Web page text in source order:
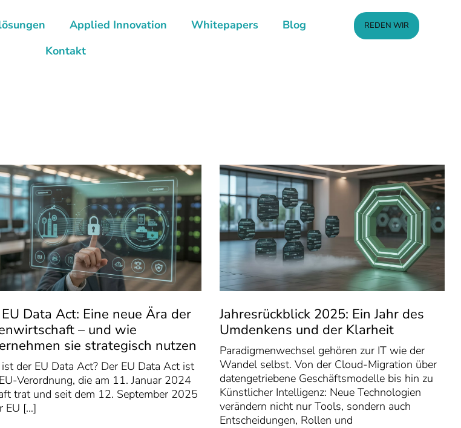
Applied Innovation Whitepapers
Blog
Kontakt
REDEN WIR
Data Act: Eine neue Ära der
– und wie
sie strategisch nutzen
der EU Data Act? Der EU Data Act ist
Verordnung, die am 11. Januar 2024
trat und seit dem 12. September 2025
EU […]
Jahresrückblick 2025: Ein Jahr des
Umdenkens und der Klarheit
Paradigmenwechsel gehören zur IT wie der
Wandel selbst. Von der Cloud-Migration über
datengetriebene Geschäftsmodelle bis hin zu
Künstlicher Intelligenz: Neue Technologien
verändern nicht nur Tools, sondern auch
Entscheidungen, Rollen und